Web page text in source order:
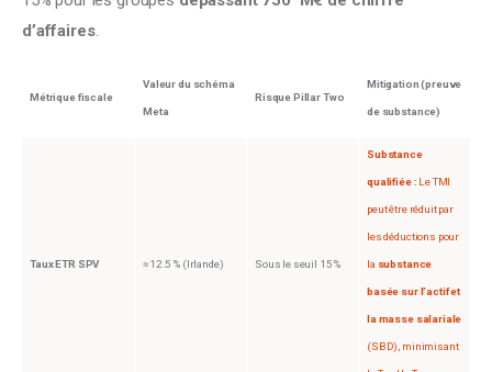
d’affaires.
Métrique fiscale
Valeur du schéma
Meta
Risque Pillar Two
Mitigation (preuve
de substance)
Taux ETR SPV ≈12.5 % (Irlande) Sous le seuil 15 %
Substance
qualifiée : Le TMI
peut être réduit par
les déductions pour
la substance
basée sur l’actif et
la masse salariale
(SBD), minimisant